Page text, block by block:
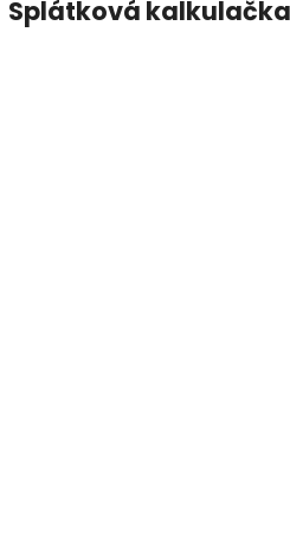
Splátková kalkulačka